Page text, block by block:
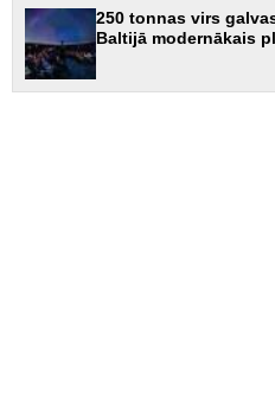
250 tonnas virs
Baltijā modernākais